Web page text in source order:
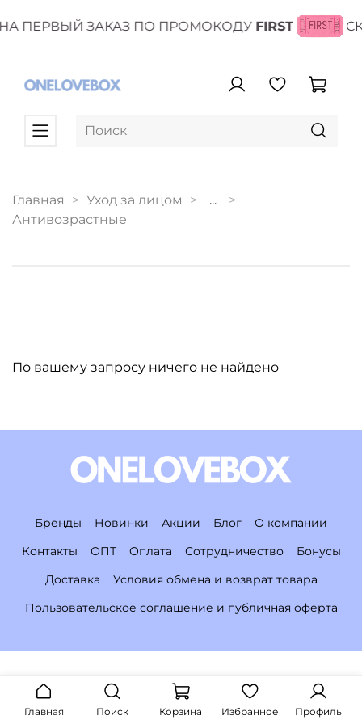
ПЕРВЫЙ ЗАКАЗ ПО ПРОМОКОДУ FIRST
Главная Уход за лицом
...
Антивозрастные
По вашему запросу ничего не найдено
Бренды Новинки Акции Блог
О компании
Контакты
ОПТ Оплата Сотрудничество
Бонусы
Доставка
Условия обмена и возврат товара
Пользовательское соглашение и публичная оферта
Главная Поиск Корзина Избранное Профиль